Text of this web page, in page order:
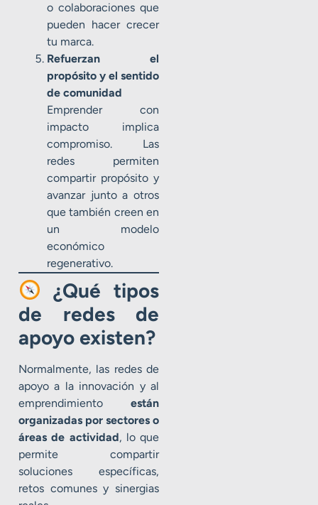
o colaboraciones que
pueden hacer crecer
tu marca.
Refuerzan el
propósito y el sentido
de comunidad
Emprender con
impacto implica
compromiso. Las
redes permiten
compartir propósito y
avanzar junto a otros
que también creen en
un modelo
económico
regenerativo.
¿Qué tipos
de redes de
apoyo existen?
Normalmente, las redes de
apoyo a la innovación y al
emprendimiento están
organizadas por sectores o
áreas de actividad, lo que
permite compartir
soluciones específicas,
retos comunes y sinergias